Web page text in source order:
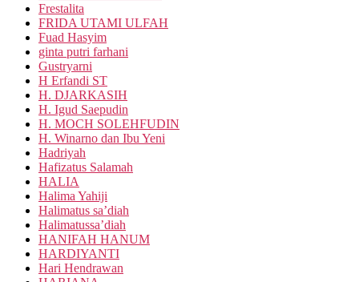
Frestalita
FRIDA UTAMI ULFAH
Fuad Hasyim
ginta putri farhani
Gustryarni
H Erfandi ST
H. DJARKASIH
H. Igud Saepudin
H. MOCH SOLEHFUDIN
H. Winarno dan Ibu Yeni
Hadriyah
Hafizatus Salamah
HALIA
Halima Yahiji
Halimatus sa’diah
Halimatussa’diah
HANIFAH HANUM
HARDIYANTI
Hari Hendrawan